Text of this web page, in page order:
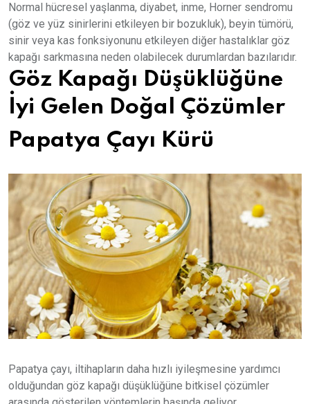
Normal hücresel yaşlanma, diyabet, inme, Horner sendromu
(göz ve yüz sinirlerini etkileyen bir bozukluk), beyin tümörü,
sinir veya kas fonksiyonunu etkileyen diğer hastalıklar göz
kapağı sarkmasına neden olabilecek durumlardan bazılarıdır.
Göz Kapağı Düşüklüğüne
İyi Gelen Doğal Çözümler
Papatya Çayı Kürü
Papatya çayı, iltihapların daha hızlı iyileşmesine yardımcı
olduğundan göz kapağı düşüklüğüne bitkisel çözümler